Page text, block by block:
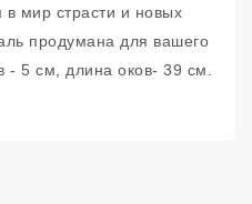
мир страсти и новых
продумана для вашего
- 5 см, длина оков- 39 см.